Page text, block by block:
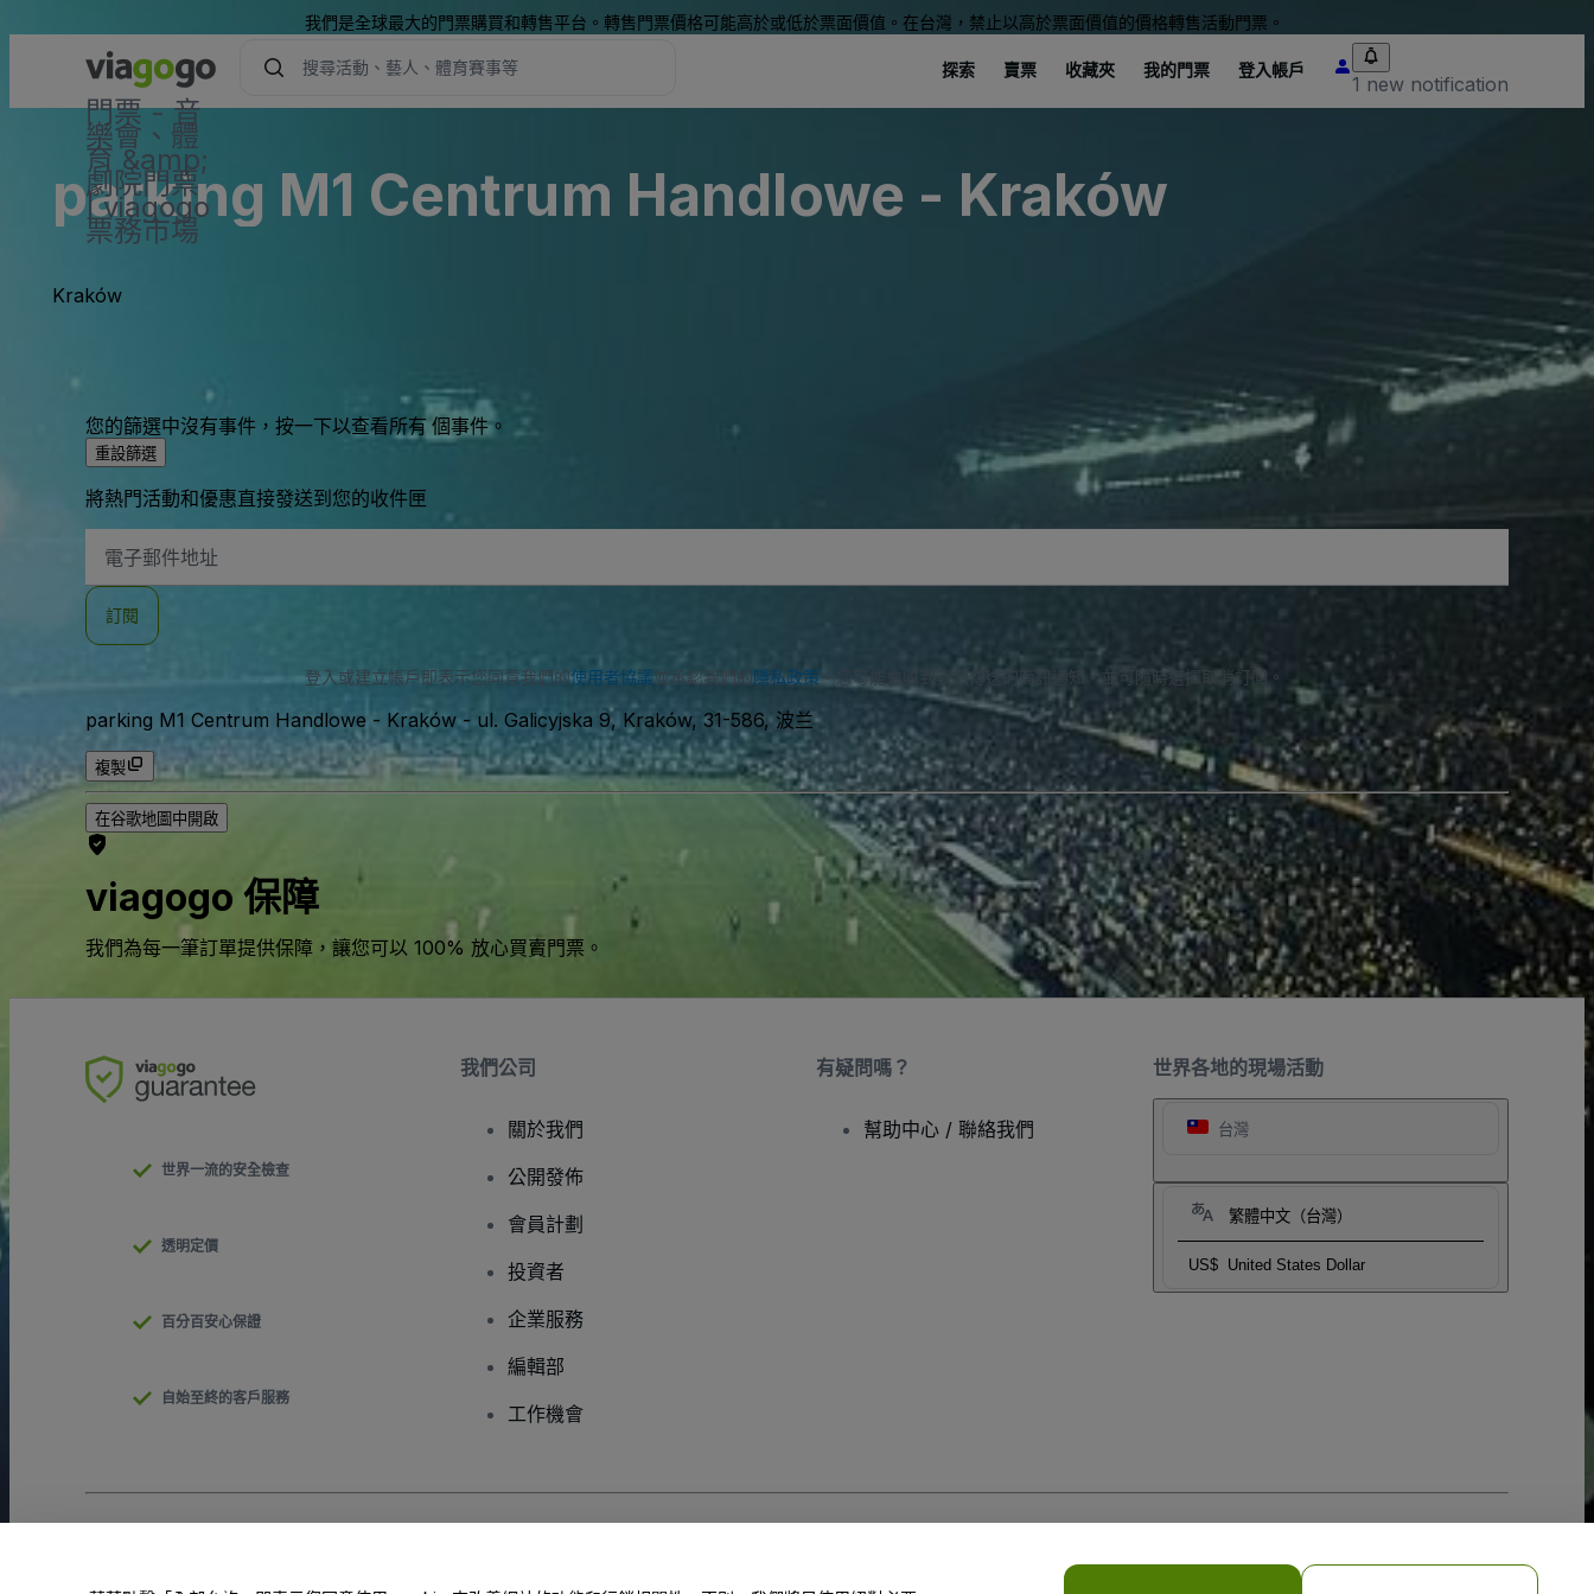
我們是全球最大的門票購買和轉售平台。轉售門票價格可能高於或低於票面價值。在台灣，禁止以高於票面價值的價格轉售活動門票。
門票 - 音
樂會、體
育 &amp;
劇院門票
| viagogo
票務市場
探索 賣票 收藏夾 我的門票 登入帳戶
1 new notification
parking M1 Centrum Handlowe - Kraków
Kraków
您的篩選中沒有事件，按一下以查看所有 個事件。
重設篩選
將熱門活動和優惠直接發送到您的收件匣
子
地
訂閱
登入或建立帳戶即表示您同意我們的使用者協議並承認我們的 隱私政策。您可能會收到我們傳送的簡訊通知，並可隨時選擇取消訂閱。
parking M1 Centrum Handlowe - Kraków- ul. Galicyjska 9, Kraków, 31-586, 波兰
複製
在谷歌地圖中開啟
viagogo 保障
我們為每一筆訂單提供保障，讓您可以 100% 放心買賣門票。
世界各地的現場活動
台灣
繁體中文（台灣）
US$ United States Dollar
世界一流的安全檢查
透明定價
百分百安心保證
自始至終的客戶服務
我們公司
關於我們
公開發佈
會員計劃
投資者
企業服務
編輯部
工作機會
有疑問嗎？
幫助中心 / 聯絡我們